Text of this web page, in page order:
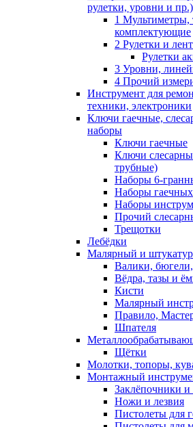
рулетки, уровни и пр.)
1 Мультиметры,
комплектующие
2 Рулетки и
Рулетки
3 Уровни,
4 Прочий
Инструмент для
техники, электроники
Ключи гаечные,
наборы
Ключи гаечные
Ключи
трубные)
Наборы 6-
Наборы
Наборы
Прочий
Трещотки
Лебёдки
Малярный и
Валики,
Вёдра, тазы и
Кисти
Малярный
Правило,
Шпателя
Щётки
Молотки, топоры,
Монтажный
Заклёпочники и
Ножи и лезвия
Пистолеты для